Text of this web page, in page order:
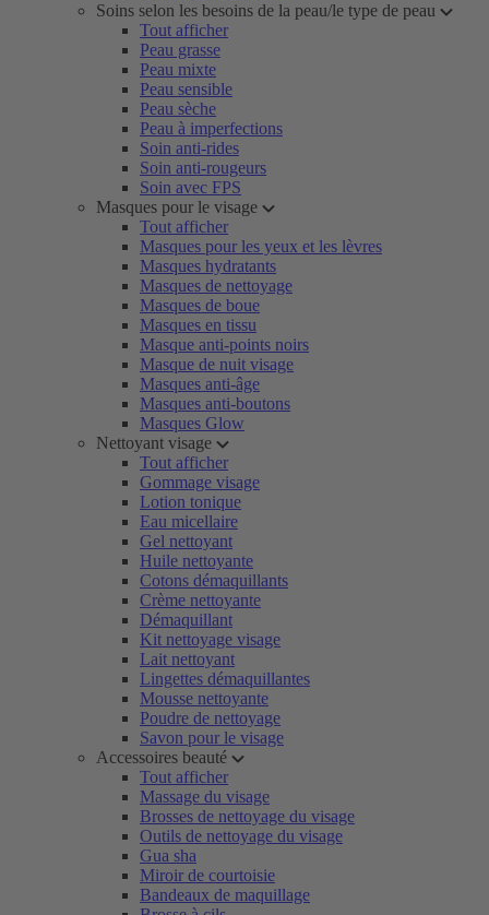
Soins selon les besoins de la peau/le type de peau
Tout afficher
Peau grasse
Peau mixte
Peau sensible
Peau sèche
Peau à imperfections
Soin anti-rides
Soin anti-rougeurs
Soin avec FPS
Masques pour le visage
Tout afficher
Masques pour les yeux et les lèvres
Masques hydratants
Masques de nettoyage
Masques de boue
Masques en tissu
Masque anti-points noirs
Masque de nuit visage
Masques anti-âge
Masques anti-boutons
Masques Glow
Nettoyant visage
Tout afficher
Gommage visage
Lotion tonique
Eau micellaire
Gel nettoyant
Huile nettoyante
Cotons démaquillants
Crème nettoyante
Démaquillant
Kit nettoyage visage
Lait nettoyant
Lingettes démaquillantes
Mousse nettoyante
Poudre de nettoyage
Savon pour le visage
Accessoires beauté
Tout afficher
Massage du visage
Brosses de nettoyage du visage
Outils de nettoyage du visage
Gua sha
Miroir de courtoisie
Bandeaux de maquillage